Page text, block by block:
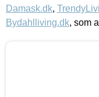
Damask.dk,
Bydahlliving.dk, som